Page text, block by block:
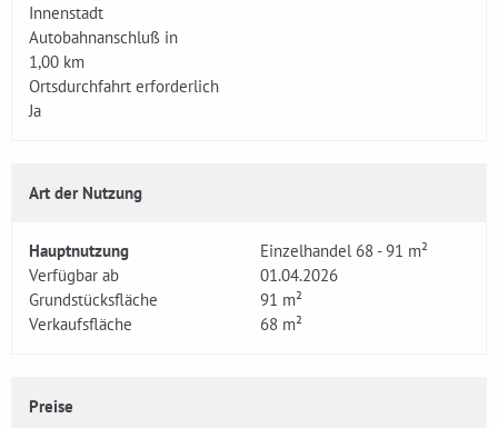
Innenstadt
Autobahnanschluß in
1,00 km
Ortsdurchfahrt erforderlich
Ja
Art der Nutzung
Hauptnutzung
Einzelhandel 68 - 91 m²
Verfügbar ab
01.04.2026
Grundstücksfläche
91 m²
Verkaufsfläche
68 m²
Preise